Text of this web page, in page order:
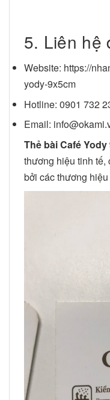
5. Liên hệ
Website: https://
yody-9x5cm
Hotline: 0901 732
Email:
Thẻ bài Café
thương hiệu tinh tế,
bởi các thương